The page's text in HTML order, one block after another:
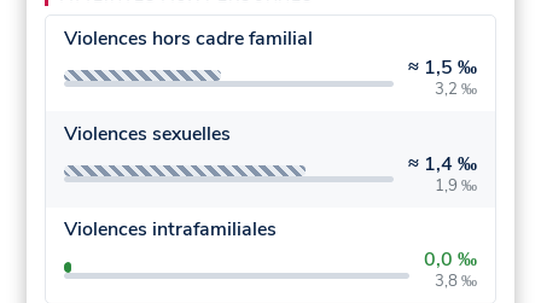
Violences hors cadre familial
≈ 1,5 ‰
3,2 ‰
Violences sexuelles
≈ 1,4 ‰
1,9 ‰
Violences intrafamiliales
0,0 ‰
3,8 ‰